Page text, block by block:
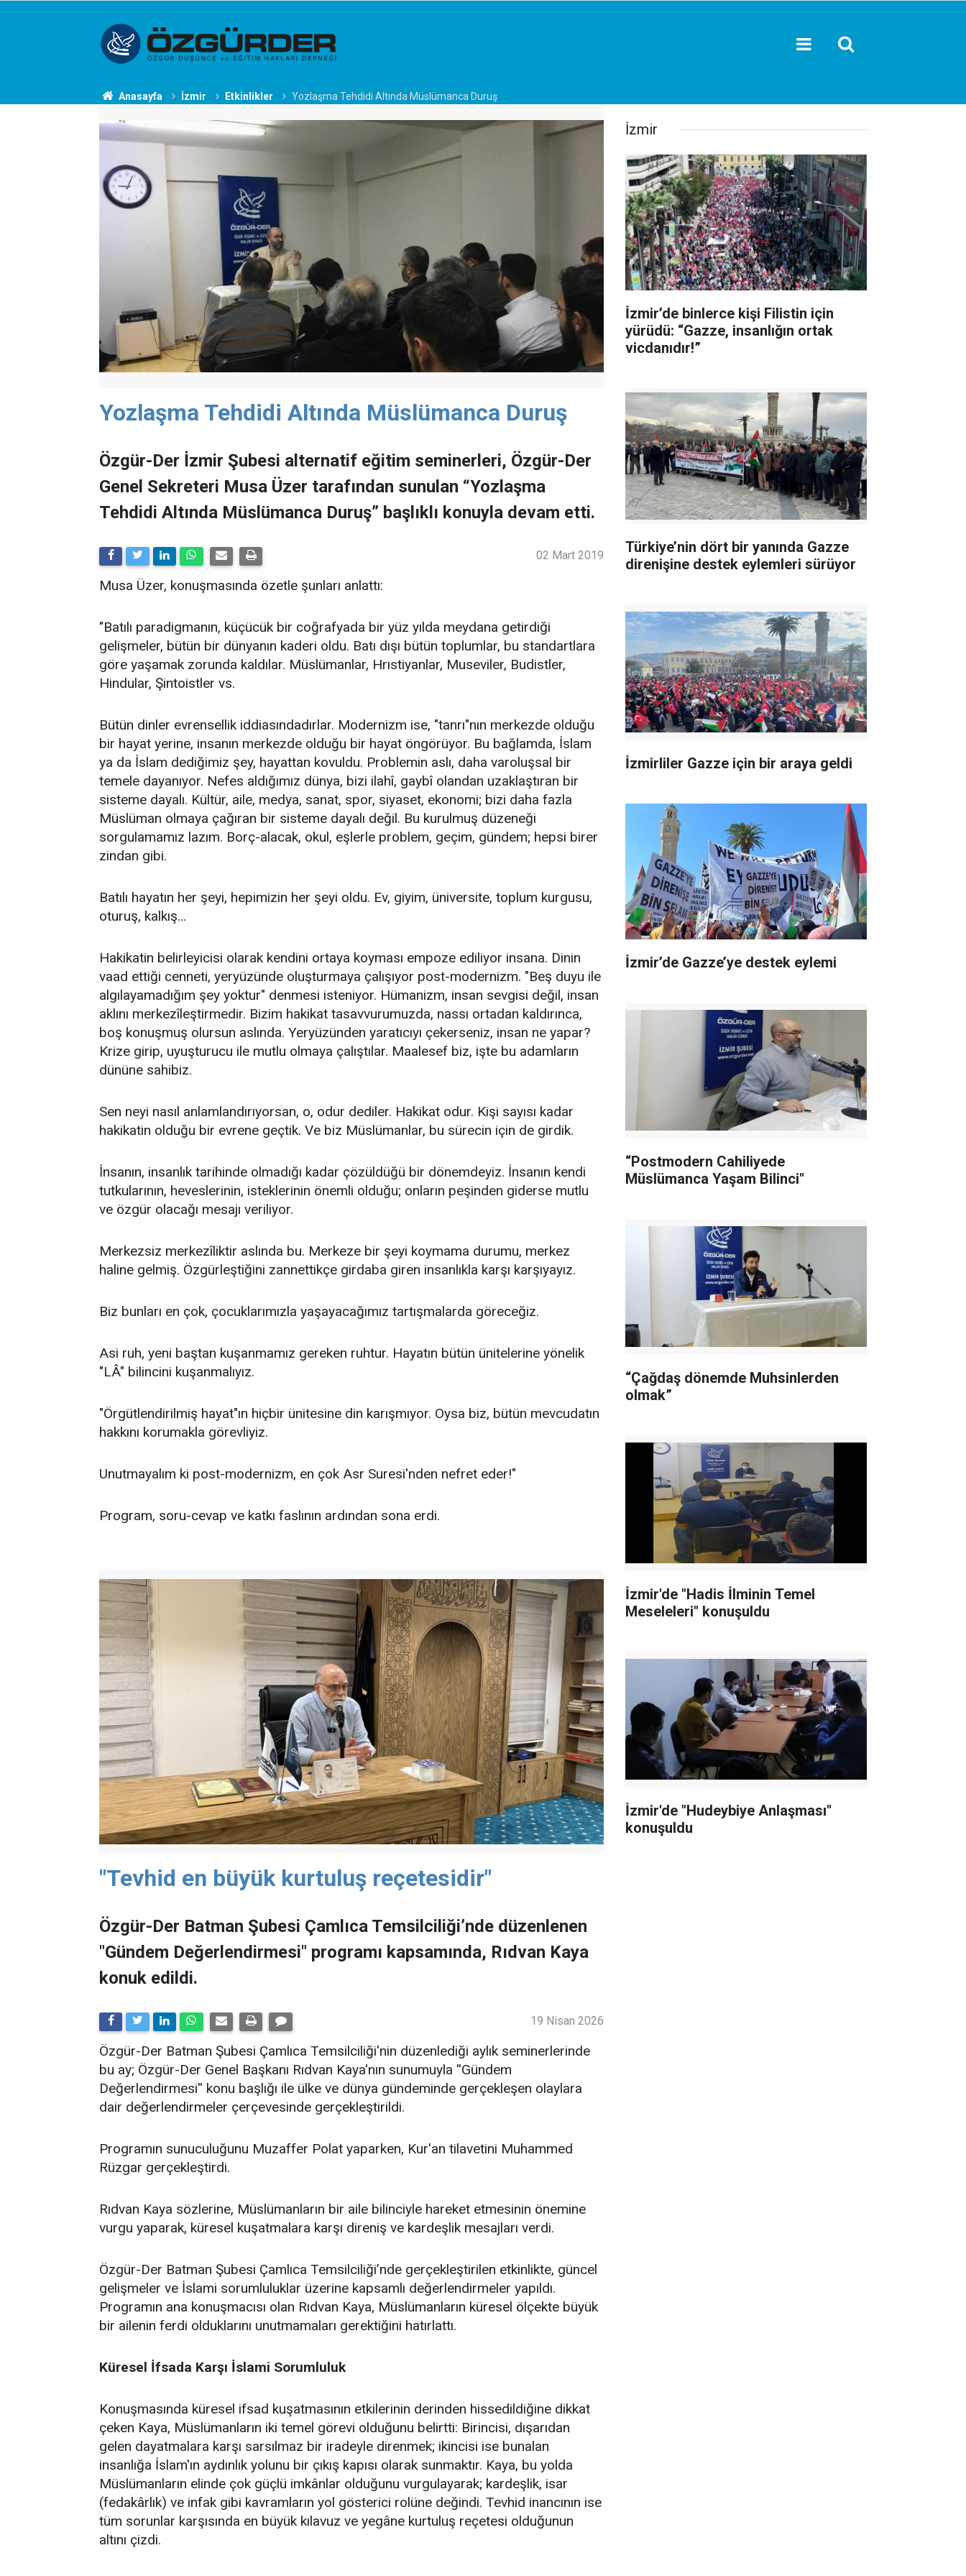
Anasayfa İzmir Etkinlikler Yozlaşma Tehdidi Altında Müslümanca Duruş
Yozlaşma Tehdidi Altında Müslümanca Duruş
Özgür-Der İzmir Şubesi alternatif eğitim seminerleri, Özgür-Der
Genel Sekreteri Musa Üzer tarafından sunulan “Yozlaşma
Tehdidi Altında Müslümanca Duruş” başlıklı konuyla devam etti.
02 Mart 2019
Musa Üzer, konuşmasında özetle şunları anlattı:
"Batılı paradigmanın, küçücük bir coğrafyada bir yüz yılda meydana getirdiği
gelişmeler, bütün bir dünyanın kaderi oldu. Batı dışı bütün toplumlar, bu standartlara
göre yaşamak zorunda kaldılar. Müslümanlar, Hrıstiyanlar, Museviler, Budistler,
Hindular, Şintoistler vs.
Bütün dinler evrensellik iddiasındadırlar. Modernizm ise, "tanrı"nın merkezde olduğu
bir hayat yerine, insanın merkezde olduğu bir hayat öngörüyor. Bu bağlamda, İslam
ya da İslam dediğimiz şey, hayattan kovuldu. Problemin aslı, daha varoluşsal bir
temele dayanıyor. Nefes aldığımız dünya, bizi ilahî, gaybî olandan uzaklaştıran bir
sisteme dayalı. Kültür, aile, medya, sanat, spor, siyaset, ekonomi; bizi daha fazla
Müslüman olmaya çağıran bir sisteme dayalı değil. Bu kurulmuş düzeneği
sorgulamamız lazım. Borç-alacak, okul, eşlerle problem, geçim, gündem; hepsi birer
zindan gibi.
Batılı hayatın her şeyi, hepimizin her şeyi oldu. Ev, giyim, üniversite, toplum kurgusu,
oturuş, kalkış…
Hakikatin belirleyicisi olarak kendini ortaya koyması empoze ediliyor insana. Dinin
vaad ettiği cenneti, yeryüzünde oluşturmaya çalışıyor post-modernizm. "Beş duyu ile
algılayamadığım şey yoktur" denmesi isteniyor. Hümanizm, insan sevgisi değil, insan
aklını merkezîleştirmedir. Bizim hakikat tasavvurumuzda, nassı ortadan kaldırınca,
boş konuşmuş olursun aslında. Yeryüzünden yaratıcıyı çekerseniz, insan ne yapar?
Krize girip, uyuşturucu ile mutlu olmaya çalıştılar. Maalesef biz, işte bu adamların
dününe sahibiz.
Sen neyi nasıl anlamlandırıyorsan, o, odur dediler. Hakikat odur. Kişi sayısı kadar
hakikatin olduğu bir evrene geçtik. Ve biz Müslümanlar, bu sürecin için de girdik.
İnsanın, insanlık tarihinde olmadığı kadar çözüldüğü bir dönemdeyiz. İnsanın kendi
tutkularının, heveslerinin, isteklerinin önemli olduğu; onların peşinden giderse mutlu
ve özgür olacağı mesajı veriliyor.
Merkezsiz merkezîliktir aslında bu. Merkeze bir şeyi koymama durumu, merkez
haline gelmiş. Özgürleştiğini zannettikçe girdaba giren insanlıkla karşı karşıyayız.
Biz bunları en çok, çocuklarımızla yaşayacağımız tartışmalarda göreceğiz.
Asi ruh, yeni baştan kuşanmamız gereken ruhtur. Hayatın bütün ünitelerine yönelik
"LÂ" bilincini kuşanmalıyız.
"Örgütlendirilmiş hayat"ın hiçbir ünitesine din karışmıyor. Oysa biz, bütün mevcudatın
hakkını korumakla görevliyiz.
Unutmayalım ki post-modernizm, en çok Asr Suresi'nden nefret eder!"
Program, soru-cevap ve katkı faslının ardından sona erdi.
"Tevhid en büyük kurtuluş reçetesidir"
Özgür-Der Batman Şubesi Çamlıca Temsilciliği’nde düzenlenen
"Gündem Değerlendirmesi" programı kapsamında, Rıdvan Kaya
konuk edildi.
19 Nisan 2026
​Özgür-Der Batman Şubesi Çamlıca Temsilciliği'nin düzenlediği aylık seminerlerinde
bu ay; Özgür-Der Genel Başkanı Rıdvan Kaya'nın sunumuyla ''Gündem
Değerlendirmesi'' konu başlığı ile ülke ve dünya gündeminde gerçekleşen olaylara
dair değerlendirmeler çerçevesinde gerçekleştirildi.
Programın sunuculuğunu Muzaffer Polat yaparken, Kur'an tilavetini Muhammed
Rüzgar gerçekleştirdi.
Rıdvan Kaya sözlerine, Müslümanların bir aile bilinciyle hareket etmesinin önemine
vurgu yaparak, küresel kuşatmalara karşı direniş ve kardeşlik mesajları verdi.
Özgür-Der Batman Şubesi Çamlıca Temsilciliği’nde gerçekleştirilen etkinlikte, güncel
gelişmeler ve İslami sorumluluklar üzerine kapsamlı değerlendirmeler yapıldı.
Programın ana konuşmacısı olan Rıdvan Kaya, Müslümanların küresel ölçekte büyük
bir ailenin ferdi olduklarını unutmamaları gerektiğini hatırlattı.
Küresel İfsada Karşı İslami Sorumluluk
Konuşmasında küresel ifsad kuşatmasının etkilerinin derinden hissedildiğine dikkat
çeken Kaya, Müslümanların iki temel görevi olduğunu belirtti: Birincisi, dışarıdan
gelen dayatmalara karşı sarsılmaz bir iradeyle direnmek; ikincisi ise bunalan
insanlığa İslam'ın aydınlık yolunu bir çıkış kapısı olarak sunmaktır. Kaya, bu yolda
Müslümanların elinde çok güçlü imkânlar olduğunu vurgulayarak; kardeşlik, isar
(fedakârlık) ve infak gibi kavramların yol gösterici rolüne değindi. Tevhid inancının ise
tüm sorunlar karşısında en büyük kılavuz ve yegâne kurtuluş reçetesi olduğunun
altını çizdi.
İzmir
İzmir’de binlerce kişi Filistin için
yürüdü: “Gazze, insanlığın ortak
vicdanıdır!”
Türkiye’nin dört bir yanında Gazze
direnişine destek eylemleri sürüyor
İzmirliler Gazze için bir araya geldi
İzmir’de Gazze’ye destek eylemi
“Postmodern Cahiliyede
Müslümanca Yaşam Bilinci"
“Çağdaş dönemde Muhsinlerden
olmak”
İzmir'de "Hadis İlminin Temel
Meseleleri" konuşuldu
İzmir'de "Hudeybiye Anlaşması"
konuşuldu